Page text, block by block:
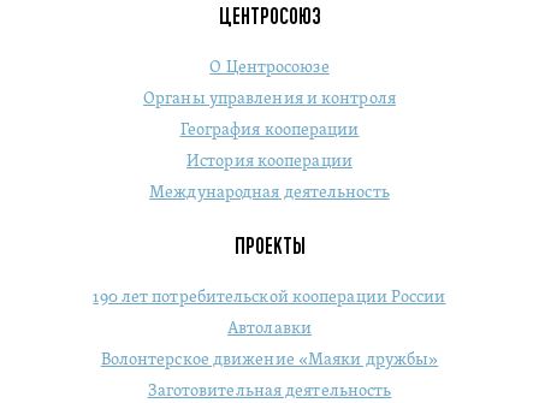
ЦЕНТРОСОЮЗ
О Центросоюзе
Органы управления и контроля
География кооперации
История кооперации
Международная деятельность
ПРОЕКТЫ
190 лет потребительской кооперации России
Автолавки
Волонтерское движение «Маяки дружбы»
Заготовительная деятельность